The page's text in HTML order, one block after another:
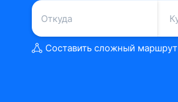
Составить сложный маршрут